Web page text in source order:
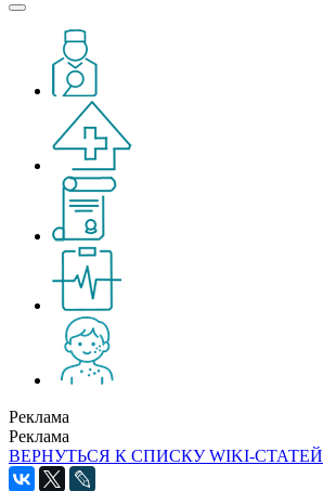
Реклама
Реклама
ВЕРНУТЬСЯ К СПИСКУ WIKI-СТАТЕЙ